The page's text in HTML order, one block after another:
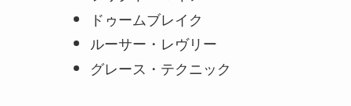
ドゥームブレイク
ルーサー・レヴリー
グレース・テクニック